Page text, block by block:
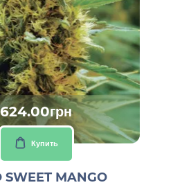
624.00грн
Купить
SWEET MANGO